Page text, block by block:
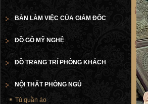
BÀN LÀM VIỆC CỦA GIÁM ĐỐC
ĐỒ GỖ MỸ NGHỆ
ĐỒ TRANG TRÍ PHÒNG KHÁCH
NỘI THẤT PHÒNG NGỦ
Tủ quần áo